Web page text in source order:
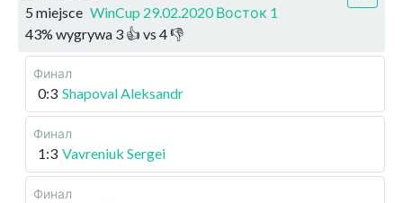
5 miejsce WinCup 29.02.2020 Восток 1
43% wygrywa 3 👍 vs 4👎
Финал
0:3 Shapoval Aleksandr
Финал
1:3 Vavreniuk Sergei
Финал